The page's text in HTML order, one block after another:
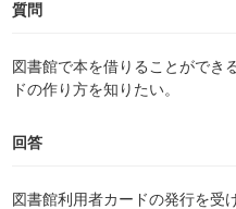
質問
図書館で本を借りることができ
ドの作り方を知りたい。
回答
図書館利用者カードの発行を受